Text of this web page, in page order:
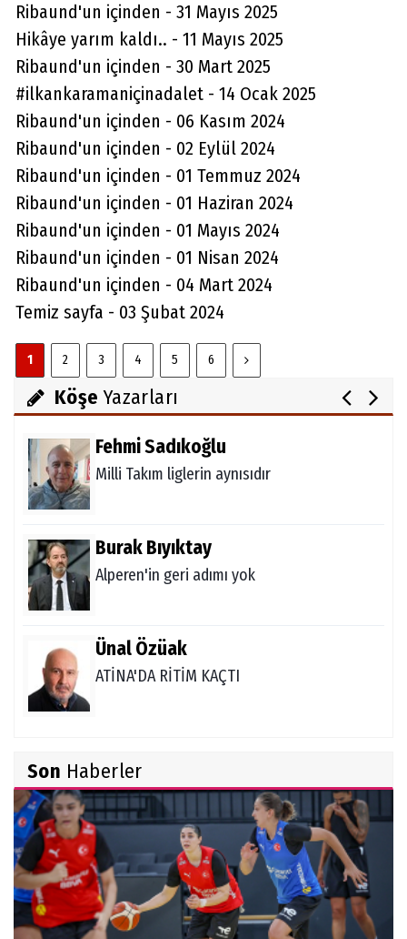
Ribaund'un içinden - 31 Mayıs 2025
Hikâye yarım kaldı.. - 11 Mayıs 2025
Ribaund'un içinden - 30 Mart 2025
#ilkankaramaniçinadalet - 14 Ocak 2025
Ribaund'un içinden - 06 Kasım 2024
Ribaund'un içinden - 02 Eylül 2024
Ribaund'un içinden - 01 Temmuz 2024
Ribaund'un içinden - 01 Haziran 2024
Ribaund'un içinden - 01 Mayıs 2024
Ribaund'un içinden - 01 Nisan 2024
Ribaund'un içinden - 04 Mart 2024
Temiz sayfa - 03 Şubat 2024
1 2 3 4 5 6
Köşe Yazarları
Aydın Örs
Ataman için imkansız yok
Melda Yakupoğlu
Görünmeyen Kahramanlar: Ebeveynler
Fehmi Sadıkoğlu
Milli Takım liglerin aynısıdır
Burak Bıyıktay
Alperen'in geri adımı yok
Ünal Özüak
ATİNA'DA RİTİM KAÇTI
DELİKANLI KOÇLAR
Hüseyin Demir
Amerikan Rüyası: Genç Türklerin NCAA
Rotası Büyüyor
Son Haberler